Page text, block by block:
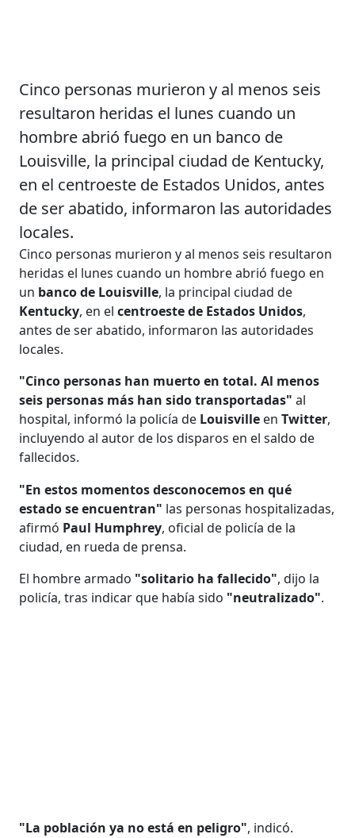
Cinco personas murieron y al menos seis
resultaron heridas el lunes cuando un
hombre abrió fuego en un banco de
Louisville, la principal ciudad de Kentucky,
en el centroeste de Estados Unidos, antes
de ser abatido, informaron las autoridades
locales.
Cinco personas murieron y al menos seis resultaron
heridas el lunes cuando un hombre abrió fuego en
un banco de Louisville, la principal ciudad de
Kentucky, en elcentroeste de Estados Unidos,
antes de ser abatido, informaron las autoridades
locales.
"Cinco personas han muerto en total. Al menos
seis personas más han sido transportadas" al
hospital, informó la policía de Louisville enTwitter,
incluyendo al autor de los disparos en el saldo de
fallecidos.
"En estos momentos desconocemos en qué
estado se encuentran" las personas hospitalizadas,
afirmó Paul Humphrey, oficial de policía de la
ciudad, en rueda de prensa.
El hombre armado "solitario ha fallecido", dijo la
policía, tras indicar que había sido "neutralizado".
"La población ya no está en peligro", indicó.